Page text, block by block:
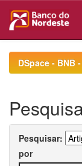
navigationDSpace - BNB
Pesquisar:
por